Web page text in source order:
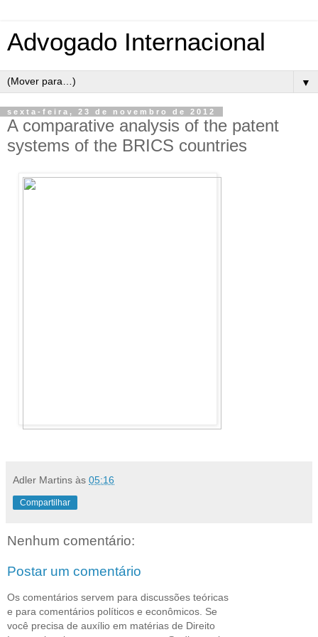
Advogado Internacional
▼
sexta-feira, 23 de novembro de 2012
A comparative analysis of the patent
systems of the BRICS countries
Adler Martins às 05:16
Compartilhar
Nenhum comentário:
Postar um comentário
Os comentários servem para discussões teóricas
e para comentários políticos e econômicos. Se
você precisa de auxílio em matérias de Direito